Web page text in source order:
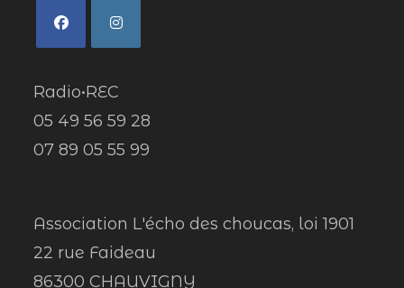
Radio•REC
05 49 56 59 28
07 89 05 55 99
Association L'écho des choucas, loi 1901
22 rue Faideau
86300 CHAUVIGNY